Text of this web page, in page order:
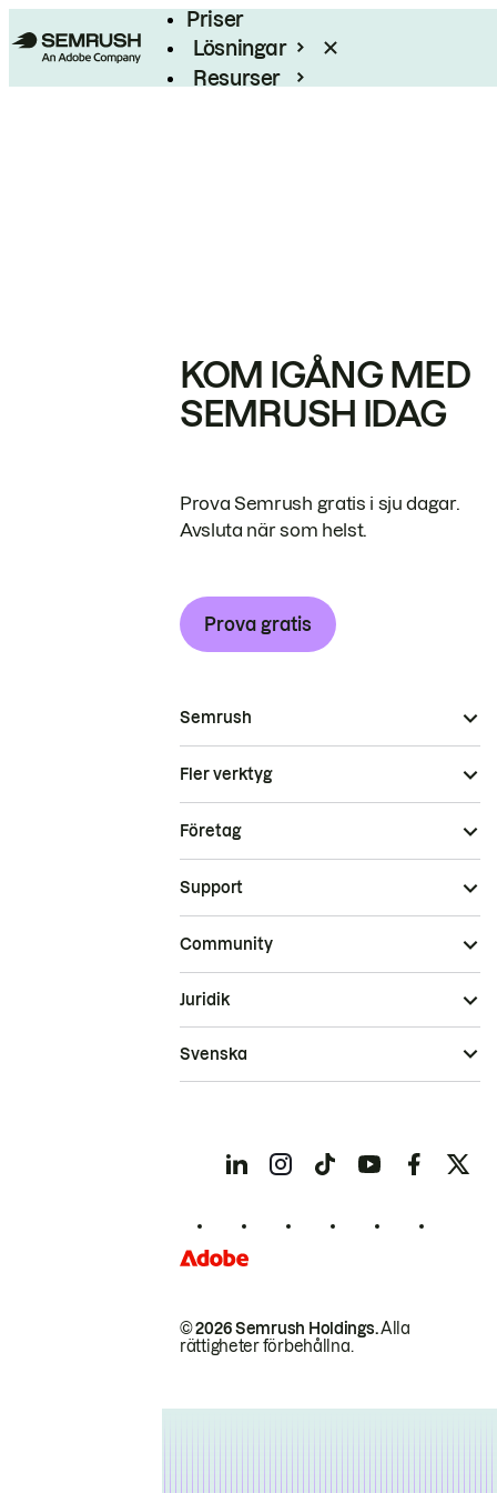
Priser
Lösningar
Resurser
KOM IGÅNG MED
SEMRUSH IDAG
Prova Semrush gratis i sju dagar.
Avsluta när som helst.
Prova gratis
Semrush
Fler verktyg
Företag
Support
Community
© 2026 Semrush Holdings.Alla
rättigheter förbehållna.
Juridik
Svenska